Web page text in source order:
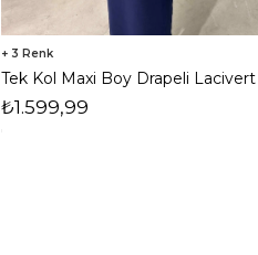
3
₺1.599,99